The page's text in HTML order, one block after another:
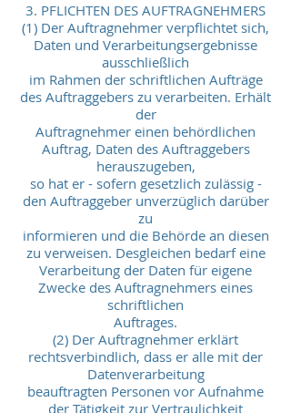
3. PFLICHTEN DES AUFTRAGNEHMERS
(1) Der Auftragnehmer verpflichtet sich,
Daten und Verarbeitungsergebnisse
ausschließlich
im Rahmen der schriftlichen Aufträge
des Auftraggebers zu verarbeiten. Erhält
der
Auftragnehmer einen behördlichen
Auftrag, Daten des Auftraggebers
herauszugeben,
so hat er - sofern gesetzlich zulässig -
den Auftraggeber unverzüglich darüber
zu
informieren und die Behörde an diesen
zu verweisen. Desgleichen bedarf eine
Verarbeitung der Daten für eigene
Zwecke des Auftragnehmers eines
schriftlichen
Auftrages.
(2) Der Auftragnehmer erklärt
rechtsverbindlich, dass er alle mit der
Datenverarbeitung
beauftragten Personen vor Aufnahme
der Tätigkeit zur Vertraulichkeit